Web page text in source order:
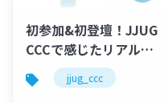
初参加&初登壇！JJUG
CCCで感じたリアル
と、発表したアーキテ
クチャの話の裏側
jjug_ccc